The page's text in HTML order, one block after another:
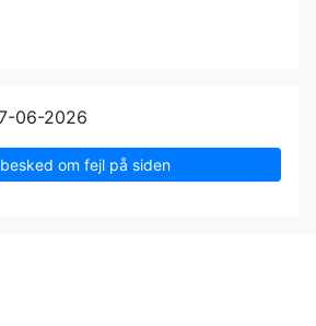
06-2026
om fejl på siden